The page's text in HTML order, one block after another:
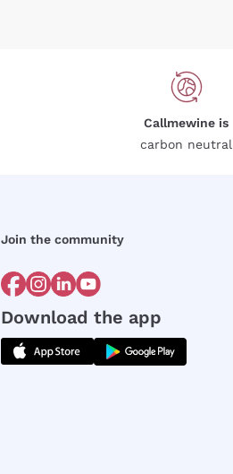
Callmewine is
carbon neutral
Join the community
Download the app